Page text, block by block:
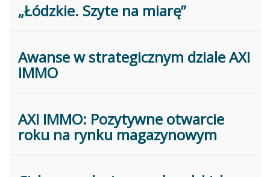
„Łódzkie. Szyte na miarę”
Awanse w strategicznym dziale AXI
IMMO
AXI IMMO: Pozytywne otwarcie
roku na rynku magazynowym